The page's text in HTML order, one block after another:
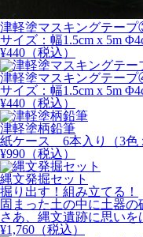
津軽塗マスキングテー
サイズ：幅1.5cm x 5m
¥440 （税込）
津軽塗マスキングテー
サイズ：幅1.5cm x 5m
¥440 （税込）
津軽塗柄鉛筆
紙ケース 6本入り（3色
¥990 （税込）
縄文発掘セット
掘り出す！組み立てる！
固まった土の中に土器の
さあ、縄文遺跡に思いを
¥1,760 （税込）